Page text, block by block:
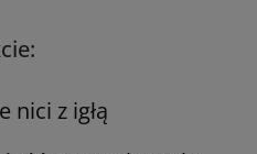
nici z igłą